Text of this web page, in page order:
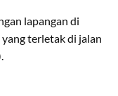
lapangan di
terletak di jalan